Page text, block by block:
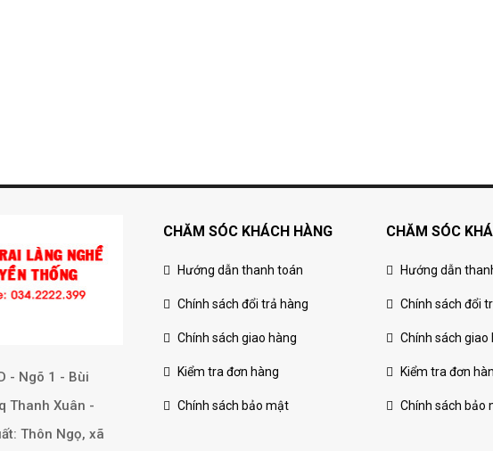
- Ngõ 1 - Bùi
Thanh Xuân -
Thôn Ngọ, xã
CHĂM SÓC KHÁCH HÀNG
Hướng dẫn thanh toán
Chính sách đổi trả hàng
Chính sách giao hàng
Kiểm tra đơn hàng
Chính sách bảo mật
CHĂM SÓC
Hướng dẫn
Chính sách đổi
Chính sách giao
Kiểm tra đơn
Chính sách bảo